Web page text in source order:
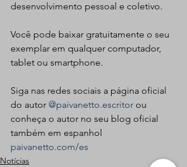
desenvolvimento pessoal e coletivo.
Você pode baixar gratuitamente o seu
exemplar em qualquer computador,
tablet ou smartphone.
Siga nas redes sociais a página oficial
do autor @paivanetto.escritor ou
conheça o autor no seu blog oficial
também em espanhol
paivanetto.com/es
Notícias